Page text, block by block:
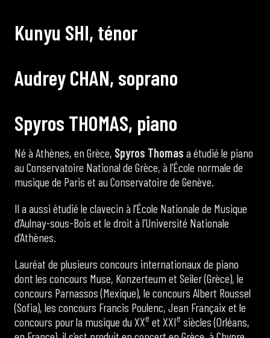
Kunyu SHI, ténor
AudreyCHAN, soprano
Spyros THOMAS, piano
Né à Athènes, en Grèce, Spyros Thomas a étudié le piano
au Conservatoire National de Grèce, à l’École normale de
musique de Paris et au Conservatoire de Genève.
Il a aussi étudié le clavecin à l’École Nationale de Musique
d’Aulnay-sous-Bois et le droit à l’Université Nationale
d’Athènes.
Lauréat de plusieurs concours internationaux de piano
dont les concours Muse, Konzerteum et Seiler (Grèce), le
concours Parnassos (Mexique), le concours Albert Roussel
(Sofia), les concours Francis Poulenc, Jean Françaix et le
concours pour la musique du XXe et XXIe siècles (Orléans,